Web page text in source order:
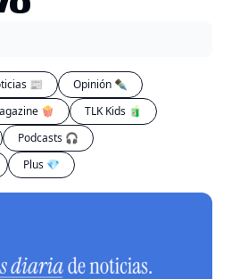
📰
Opinión ✒️
🍿
TLK Kids 🧃
Podcasts 🎧
Plus 💎